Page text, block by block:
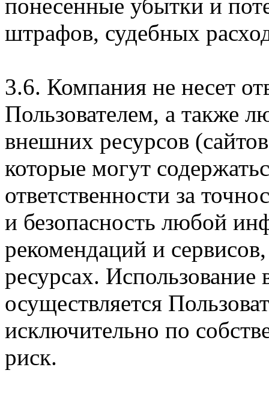
понесенные убытки и
штрафов, судебных
3.6. Компания не несет
Пользователем, а также
внешних ресурсов
которые могут
ответственности за
и безопасность любой
рекомендаций и
ресурсах.
осуществляется
исключительно по
риск.